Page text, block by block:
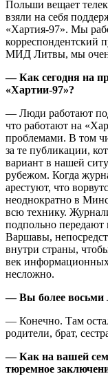
Польши вещает
взяли на себя
«Хартия-97». Мы
корреспондентский
МИД Литвы, мы
— Как сегодня на
«Хартии-97»?
— Люди работают
что работают на
проблемами. В том
за те публикации,
вариант в нашей
рубежом. Когда
арестуют, что
неоднократно в
всю технику.
подпольно
Варшавы,
внутри страны,
век
несложно.
— Вы более восьми
— Конечно. Там
родители, брат,
— Как на вашей
тюремное